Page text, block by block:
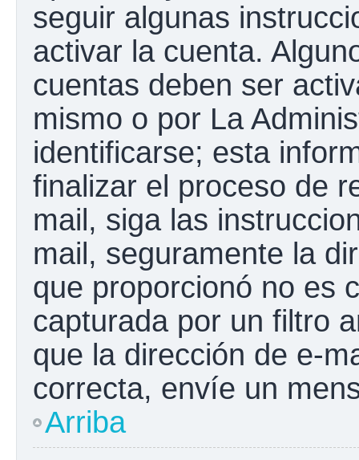
seguir algunas
activar la cuenta.
cuentas deben ser
mismo o por La
identificarse; esta
finalizar el proceso de
mail, siga las
mail, seguramente la
que proporcionó no es
capturada por un filtro
que la dirección de e-
correcta, envíe un
Arriba